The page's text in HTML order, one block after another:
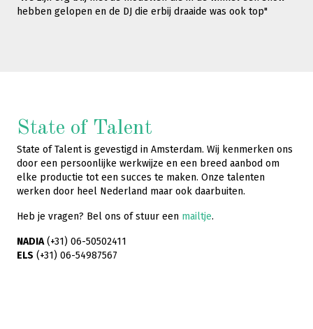
hebben gelopen en de DJ die erbij draaide was ook top"
State of Talent
State of Talent is gevestigd in Amsterdam. Wij kenmerken ons
door een persoonlijke werkwijze en een breed aanbod om
elke productie tot een succes te maken. Onze talenten
werken door heel Nederland maar ook daarbuiten.
Heb je vragen? Bel ons of stuur een mailtje.
NADIA(+31) 06-50502411
ELS (+31) 06-54987567